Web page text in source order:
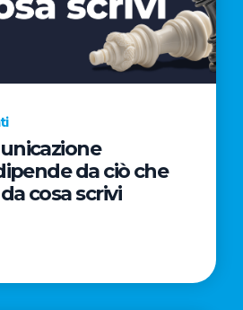
AL
CINEMA
NELLA
CAMPAGNA
REGISTA
PREMIO
OSCAR®
da ciò che
cosa scrivi